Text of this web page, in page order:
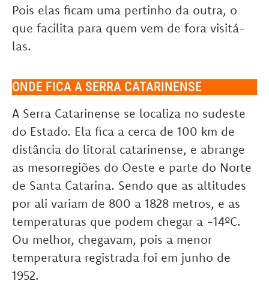
Pois elas ficam uma pertinho da outra, o
que facilita para quem vem de fora visitá-
las.
ONDE FICA A SERRA CATARINENSE
A Serra Catarinense se localiza no sudeste
do Estado. Ela fica a cerca de 100 km de
distância do litoral catarinense, e abrange
as mesorregiões do Oeste e parte do Norte
de Santa Catarina. Sendo que as altitudes
por ali variam de 800 a 1828 metros, e as
temperaturas que podem chegar a -14ºC.
Ou melhor, chegavam, pois a menor
temperatura registrada foi em junho de
1952.